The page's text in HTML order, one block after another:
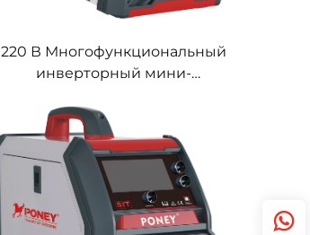
220 В Многофункциональный
инверторный мини-
140 с цифровым
управлением сигналом